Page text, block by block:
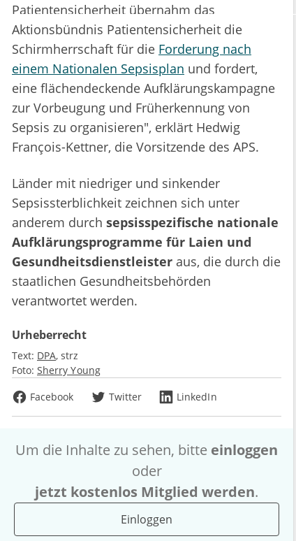
Patientensicherheit übernahm das
Aktionsbündnis Patientensicherheit die
Schirmherrschaft für die Forderung nach
einem Nationalen Sepsisplan und fordert,
eine flächendeckende Aufklärungskampagne
zur Vorbeugung und Früherkennung von
Sepsis zu organisieren", erklärt Hedwig
François-Kettner, die Vorsitzende des APS.
Länder mit niedriger und sinkender
Sepsissterblichkeit zeichnen sich unter
anderem durch sepsisspezifische nationale
Aufklärungsprogramme für Laien und
Gesundheitsdienstleister aus, die durch die
staatlichen Gesundheitsbehörden
verantwortet werden.
Urheberrecht
Text: DPA strz
Foto: Sherry Young
Facebook
Twitter LinkedIn
Um die Inhalte zu sehen, bitte einloggen
oder
jetzt kostenlos Mitglied werden.
Einloggen